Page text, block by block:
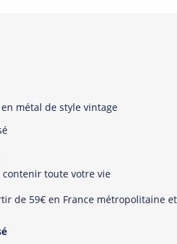
métal de style vintage
toute votre vie
de 59€ en France métropolitaine